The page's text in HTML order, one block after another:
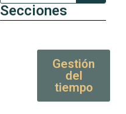
Secciones
Gestión
del
tiempo